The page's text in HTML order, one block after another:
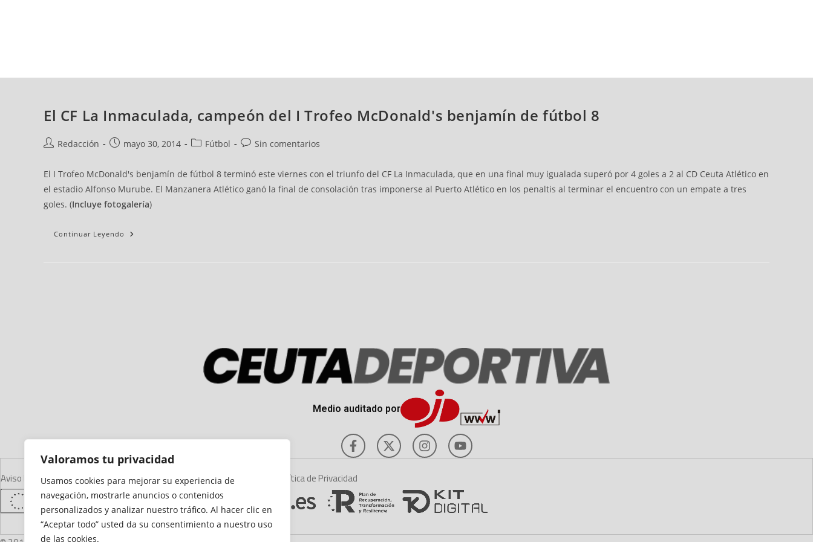
Valoramos tu privacidad
Usamos cookies para mejorar su experiencia de
navegación, mostrarle anuncios o contenidos
personalizados y analizar nuestro tráfico. Al hacer clic en
“Aceptar todo” usted da su consentimiento a nuestro uso
de las cookies.
El CF La Inmaculada, campeón del I Trofeo McDonald's benjamín de fútbol 8
Redacción mayo 30, 2014 Fútbol Sin comentarios
El I Trofeo McDonald's benjamín de fútbol 8 terminó este viernes con el triunfo del CF La Inmaculada, que en una final muy igualada superó por 4 goles a 2 al CD Ceuta Atlético en
el estadio Alfonso Murube. El Manzanera Atlético ganó la final de consolación tras imponerse al Puerto Atlético en los penaltis al terminar el encuentro con un empate a tres
goles. (Incluye fotogalería)
Continuar Leyendo
Medio auditado por
Aviso LegalDeclaración de AccesibilidadMapa del SitioPolítica de Cookies Política de Privacidad